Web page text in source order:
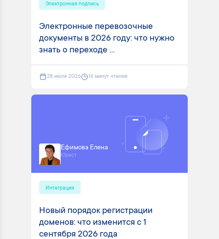
Электронная подпись
Электронные перевозочные
документы в 2026 году: что нужно
знать о переходе ...
28 июля 2026 16 минут чтения
Ефимова Елена
Юрист
Интеграция
Новый порядок регистрации
доменов: что изменится с 1
сентября 2026 года